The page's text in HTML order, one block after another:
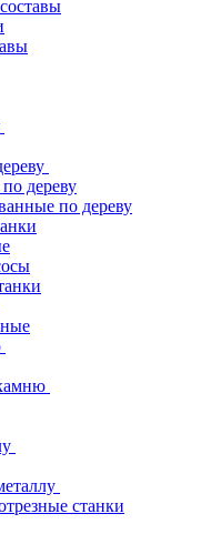
дереву
по дереву
станки